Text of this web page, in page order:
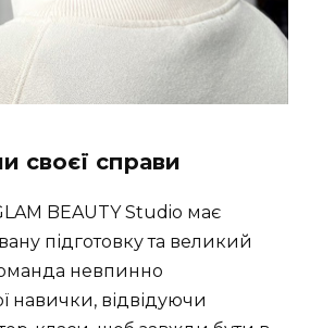
своєї справи
BEAUTY Studio має
підготовку та великий
невпинно
навички, відвідуючи